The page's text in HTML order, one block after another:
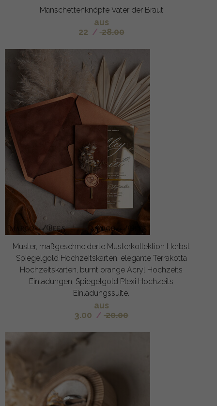
Manschettenknöpfe Vater der Braut
aus
22 / 28.00
Muster, maßgeschneiderte Musterkollektion Herbst
Spiegelgold Hochzeitskarten, elegante Terrakotta
Hochzeitskarten, burnt orange Acryl Hochzeits
Einladungen, Spiegelgold Plexi Hochzeits
Einladungssuite.
aus
3.00 / 20.00